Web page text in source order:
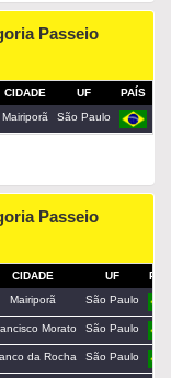
Passeio
CIDADE UF PAÍS
Mairiporã São Paulo
Passeio
CIDADE UF
Mairiporã São Paulo
Morato São Paulo
da Rocha São Paulo